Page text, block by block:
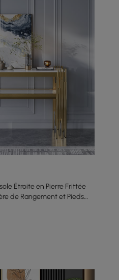
Étroite en Pierre Frittée
de Rangement et Pieds